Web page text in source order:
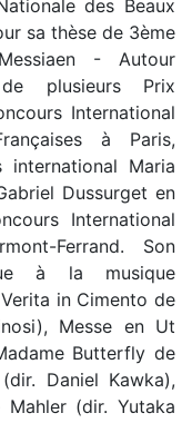
des Beaux
sa thèse de 3ème
- Autour
plusieurs Prix
International
à Paris,
international Maria
Dussurget en
International
Ferrand. Son
à la musique
in Cimento de
Messe en Ut
Butterfly de
Daniel Kawka),
Mahler (dir. Yutaka